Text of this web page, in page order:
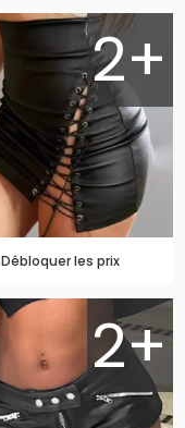
2+
Débloquer les prix
2+